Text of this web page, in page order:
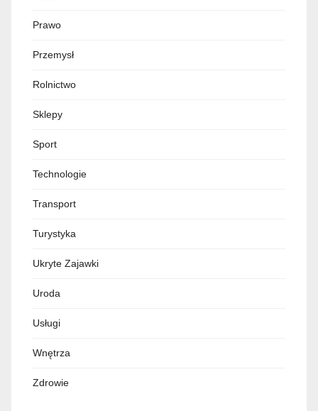
Prawo
Przemysł
Rolnictwo
Sklepy
Sport
Technologie
Transport
Turystyka
Ukryte Zajawki
Uroda
Usługi
Wnętrza
Zdrowie